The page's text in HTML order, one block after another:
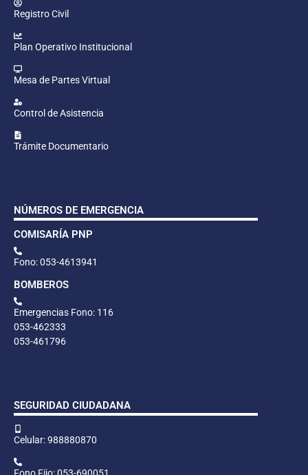
Registro Civil
Plan Operativo Institucional
Mesa de Partes Virtual
Control de Asistencia
Trámite Documentario
NÚMEROS DE EMERGENCIA
COMISARÍA PNP
Fono: 053-4613941
BOMBEROS
Emergencias Fono: 116
053-462333
053-461796
SEGURIDAD CIUDADANA
Celular: 988880870
Fono Fijo: 053-690051